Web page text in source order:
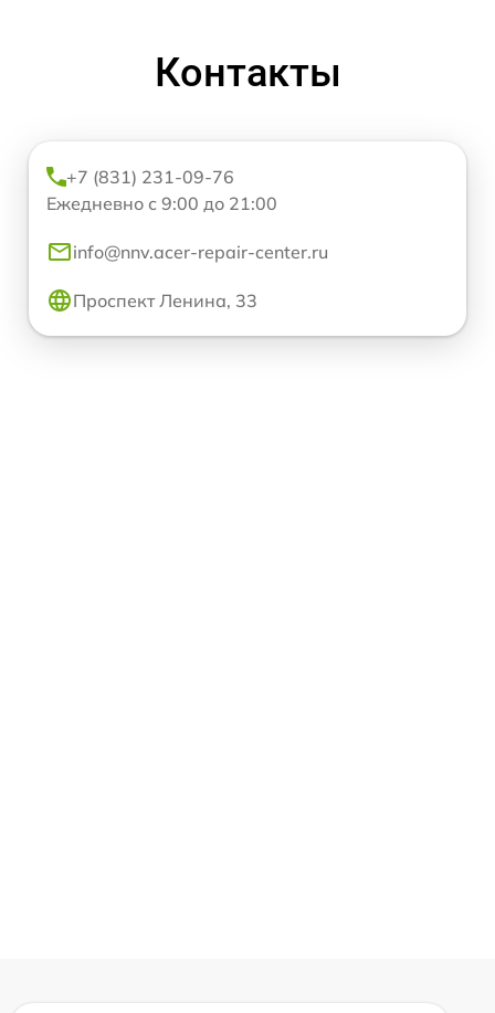
Контакты
+7 (831) 231-09-76
Ежедневно с 9:00 до 21:00
info@nnv.acer-repair-center.ru
Проспект Ленина, 33